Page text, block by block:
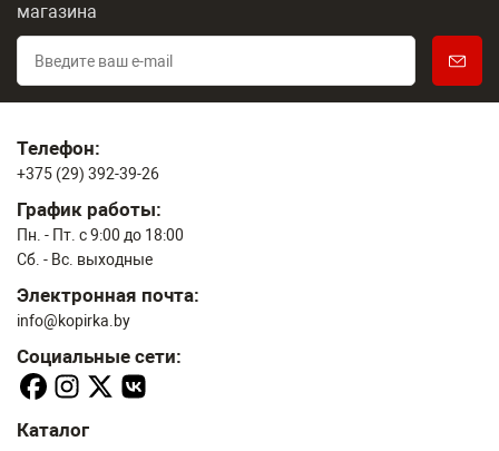
магазина
Телефон:
+375 (29) 392-39-26
График работы:
Пн. - Пт. с 9:00 до 18:00
Сб. - Вс. выходные
Электронная почта:
info@kopirka.by
Социальные сети:
Каталог